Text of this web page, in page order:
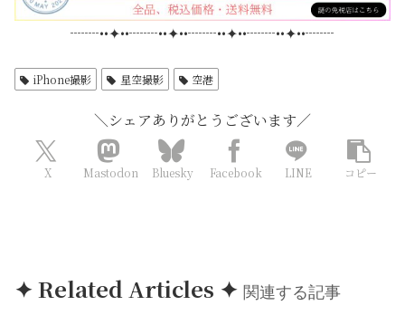
┈┈••✦••┈┈••✦••┈┈••✦••┈┈••✦••┈┈
iPhone撮影 星空撮影 空港
‪＼シェアありがとうございます‪／‬
X Mastodon Bluesky Facebook LINE コピー
✦ Related Articles ✦ 関連する記事